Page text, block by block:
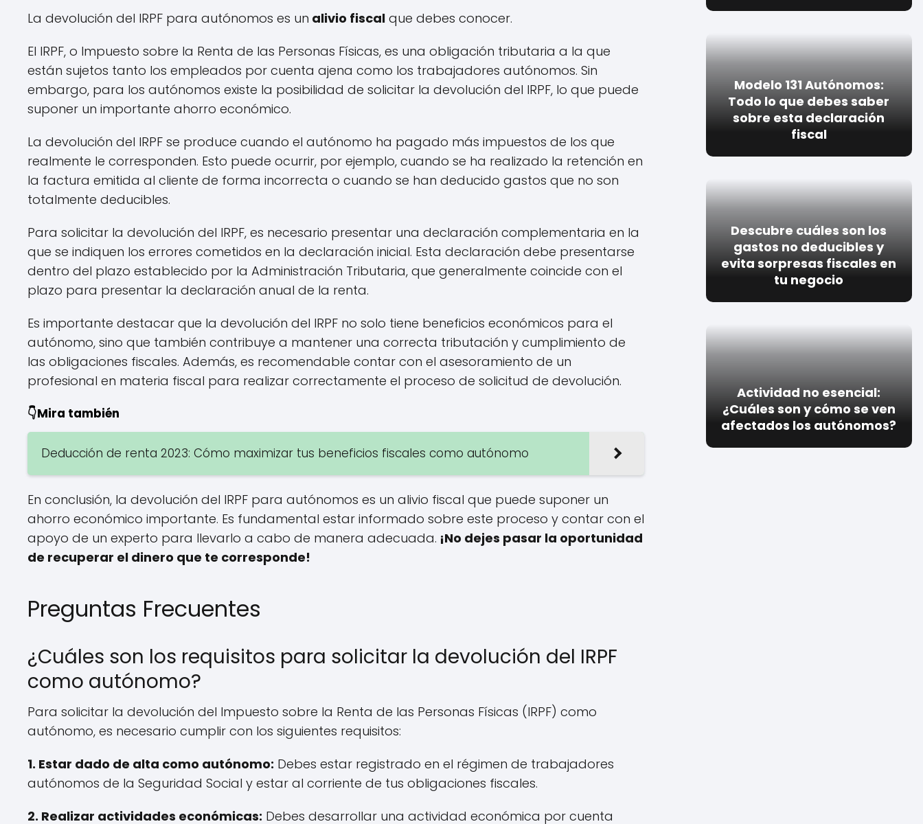
La devolución del IRPF para autónomos es un alivio fiscal que debes conocer.
El IRPF, o Impuesto sobre la Renta de las Personas Físicas, es una obligación tributaria a la que
están sujetos tanto los empleados por cuenta ajena como los trabajadores autónomos. Sin
embargo, para los autónomos existe la posibilidad de solicitar la devolución del IRPF, lo que puede
suponer un importante ahorro económico.
La devolución del IRPF se produce cuando el autónomo ha pagado más impuestos de los que
realmente le corresponden. Esto puede ocurrir, por ejemplo, cuando se ha realizado la retención en
la factura emitida al cliente de forma incorrecta o cuando se han deducido gastos que no son
totalmente deducibles.
Para solicitar la devolución del IRPF, es necesario presentar una declaración complementaria en la
que se indiquen los errores cometidos en la declaración inicial. Esta declaración debe presentarse
dentro del plazo establecido por la Administración Tributaria, que generalmente coincide con el
plazo para presentar la declaración anual de la renta.
Es importante destacar que la devolución del IRPF no solo tiene beneficios económicos para el
autónomo, sino que también contribuye a mantener una correcta tributación y cumplimiento de
las obligaciones fiscales. Además, es recomendable contar con el asesoramiento de un
profesional en materia fiscal para realizar correctamente el proceso de solicitud de devolución.
👇Mira también
Deducción de renta 2023: Cómo maximizar tus beneficios fiscales como autónomo
En conclusión, la devolución del IRPF para autónomos es un alivio fiscal que puede suponer un
ahorro económico importante. Es fundamental estar informado sobre este proceso y contar con el
apoyo de un experto para llevarlo a cabo de manera adecuada. ¡No dejes pasar la oportunidad
de recuperar el dinero que te corresponde!
Preguntas Frecuentes
¿Cuáles son los requisitos para solicitar la devolución del IRPF
como autónomo?
Para solicitar la devolución del Impuesto sobre la Renta de las Personas Físicas (IRPF) como
autónomo, es necesario cumplir con los siguientes requisitos:
1. Estar dado de alta como autónomo: Debes estar registrado en el régimen de trabajadores
autónomos de la Seguridad Social y estar al corriente de tus obligaciones fiscales.
2. Realizar actividades económicas: Debes desarrollar una actividad económica por cuenta
Modelo 131 Autónomos:
Todo lo que debes saber
sobre esta declaración
fiscal
Descubre cuáles son los
gastos no deducibles y
evita sorpresas fiscales en
tu negocio
Actividad no esencial:
¿Cuáles son y cómo se ven
afectados los autónomos?